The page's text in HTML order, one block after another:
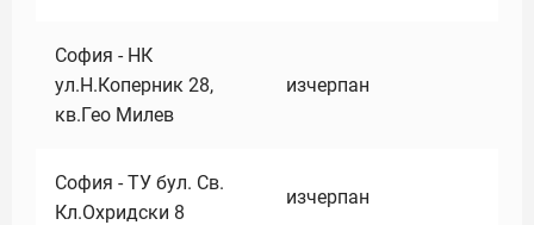
София - НК
ул.Н.Коперник 28,
кв.Гео Милев
изчерпан
София - ТУ бул. Св.
Кл.Охридски 8
изчерпан